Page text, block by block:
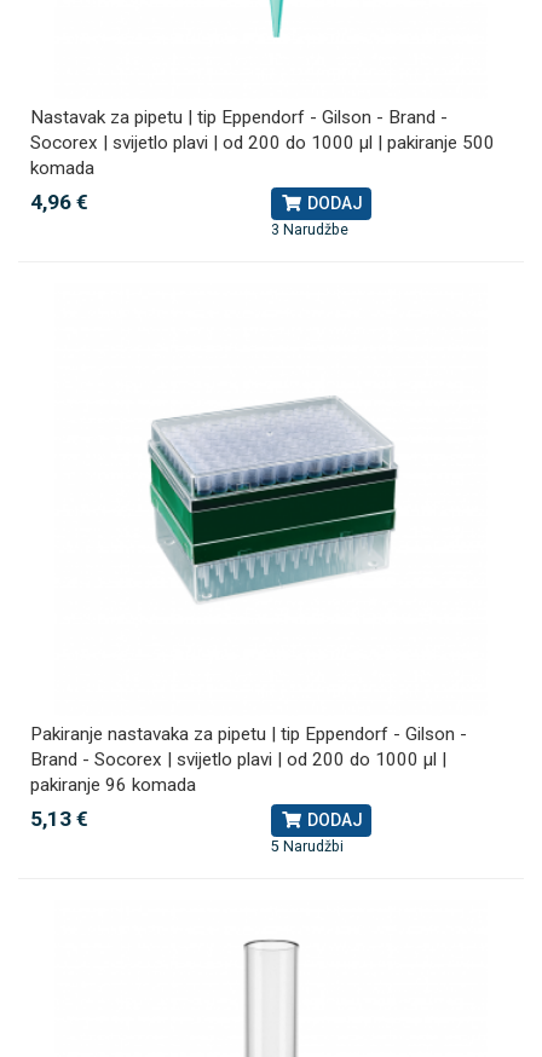
Nastavak za pipetu | tip Eppendorf - Gilson - Brand -
Socorex | svijetlo plavi | od 200 do 1000 µl | pakiranje 500
komada
4,96 € DODAJ
3 Narudžbe
Pakiranje nastavaka za pipetu | tip Eppendorf - Gilson -
Brand - Socorex | svijetlo plavi | od 200 do 1000 µl |
pakiranje 96 komada
5,13 € DODAJ
5 Narudžbi